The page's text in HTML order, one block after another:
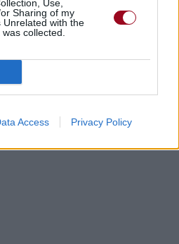
Use,
Sharing of my
Unrelated with the
collected.
Access Privacy Policy